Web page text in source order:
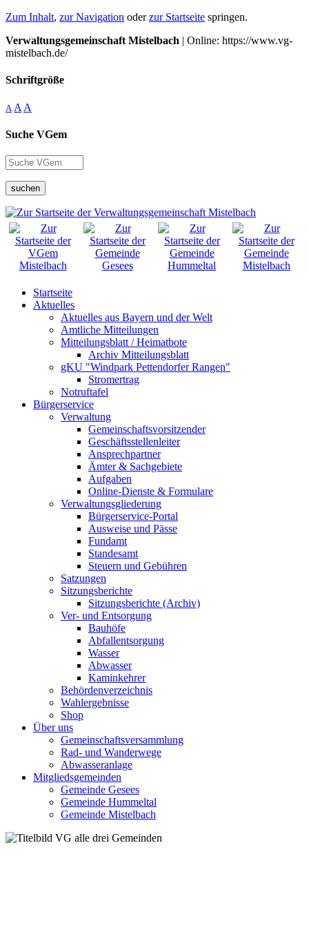
Zum Inhalt, zur Navigation oderzur Startseite springen.
Verwaltungsgemeinschaft Mistelbach | Online: https://www.vg-
mistelbach.de/
Schriftgröße
A A A
Suche VGem
suchen
Startseite
Aktuelles
Aktuelles aus Bayern und der Welt
Amtliche Mitteilungen
Mitteilungsblatt / Heimatbote
Archiv Mitteilungsblatt
gKU "Windpark Pettendorfer Rangen"
Stromertrag
Notruftafel
Bürgerservice
Verwaltung
Gemeinschaftsvorsitzender
Geschäftsstellenleiter
Ansprechpartner
Ämter & Sachgebiete
Aufgaben
Online-Dienste & Formulare
Verwaltungsgliederung
Bürgerservice-Portal
Ausweise und Pässe
Fundamt
Standesamt
Steuern und Gebühren
Satzungen
Sitzungsberichte
Sitzungsberichte (Archiv)
Ver- und Entsorgung
Bauhöfe
Abfallentsorgung
Wasser
Abwasser
Kaminkehrer
Behördenverzeichnis
Wahlergebnisse
Shop
Über uns
Gemeinschaftsversammlung
Rad- und Wanderwege
Abwasseranlage
Mitgliedsgemeinden
Gemeinde Gesees
Gemeinde Hummeltal
Gemeinde Mistelbach